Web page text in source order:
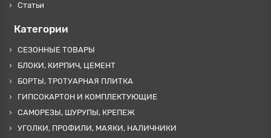
Статьи
Категории
СЕЗОННЫЕ ТОВАРЫ
БЛОКИ, КИРПИЧ, ЦЕМЕНТ
БОРТЫ, ТРОТУАРНАЯ ПЛИТКА
ГИПСОКАРТОН И КОМПЛЕКТУЮЩИЕ
САМОРЕЗЫ, ШУРУПЫ, КРЕПЕЖ
УГОЛКИ, ПРОФИЛИ, МАЯКИ, НАЛИЧНИКИ